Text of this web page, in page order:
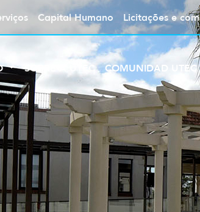
Capital Humano Licitações e
SOBRE A UTEC COMUNIDAD UTEC